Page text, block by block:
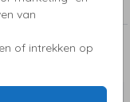
van
of intrekken op
ook leuk